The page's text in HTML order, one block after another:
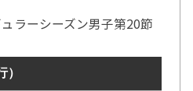
ラーシーズン男子第20節